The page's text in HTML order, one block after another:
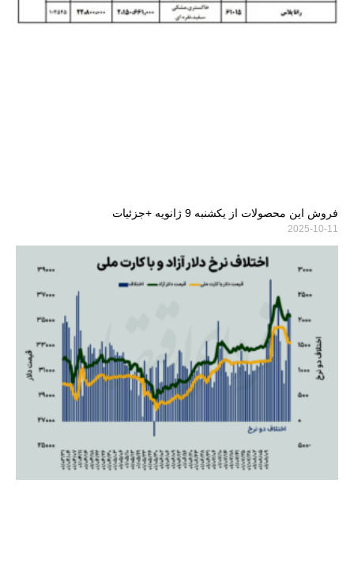
فروش این محصولات از یکشنبه 9 ژانویه +جزئیات
2025-10-11